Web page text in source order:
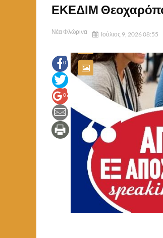
ΕΚΕΔΙΜ
Νέα Φλώρινα Ιούλιος 9, 2026 08:55
0
0